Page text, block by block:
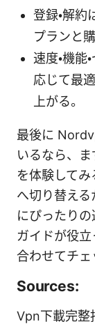
登録・解
プランと
速度・機
応じて最
上がる。
最後に
いるなら、
を体験して
へ切り替え
にぴったり
ガイドが役
合わせてチェ
Sources:
Vpn下載完整